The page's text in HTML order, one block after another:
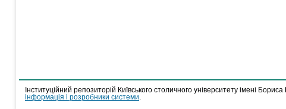
Інституційний репозиторій Київського столичного університету імені
інформація і розробники системи